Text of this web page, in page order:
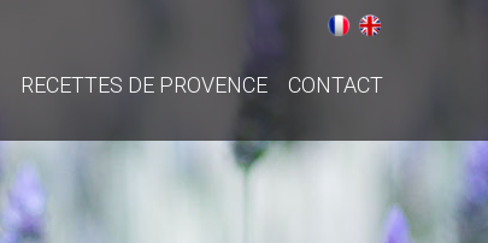
RECETTES DE PROVENCE CONTACT